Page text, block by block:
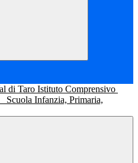
Istituto Comprensivo
Scuola Infanzia, Primaria,